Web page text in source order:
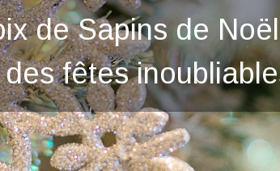
de Sapins de
fêtes